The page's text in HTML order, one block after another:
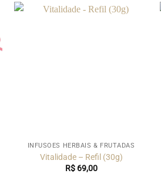
INFUSÕES HERBAIS & FRUTADAS
Vitalidade – Refil (30g)
R$69,00